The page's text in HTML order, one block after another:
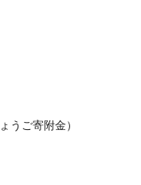
うご寄附金）